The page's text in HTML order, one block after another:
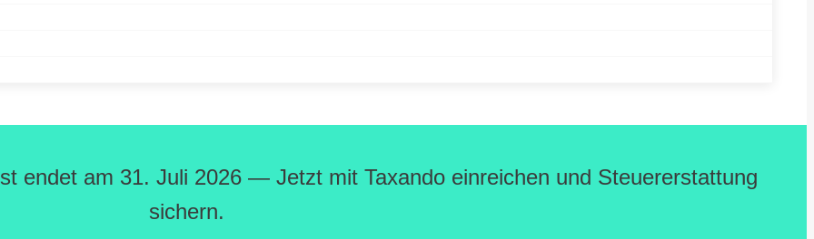
endet am 31. Juli 2026 — Jetzt mit Taxando einreichen und Steuererstattung
sichern.